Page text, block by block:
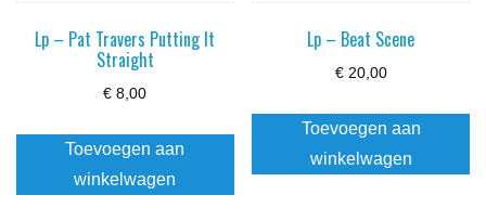
Lp – Pat Travers Putting It
Straight
€ 8,00
Toevoegen aan
winkelwagen
Lp – Beat Scene
€20,00
Toevoegen aan
winkelwagen